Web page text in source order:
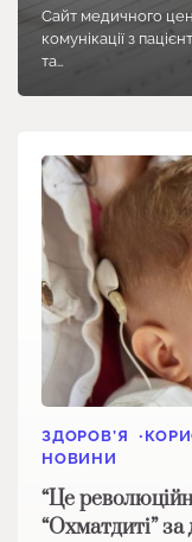
Сайт медичного
комунікації з
та…
ЗДОРОВ’Я
НОВИНИ
“Це
“Охматдиті”